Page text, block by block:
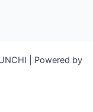
| Powered by